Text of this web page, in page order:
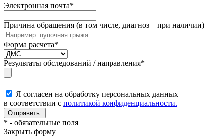
Электронная почта*
Причина обращения (в том числе, диагноз – при наличии)
Форма расчета*
Результаты обследований / направления*
Я согласен на обработку персональных данных
в соответствии с политикой конфиденциальности.
* - обязательные поля
Закрыть форму